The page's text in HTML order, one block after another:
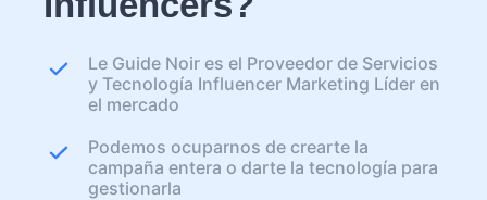
Le Guide Noir es el Proveedor de Servicios
y Tecnología Influencer Marketing Líder en
el mercado
Podemos ocuparnos de crearte la
campaña entera o darte la tecnología para
gestionarla